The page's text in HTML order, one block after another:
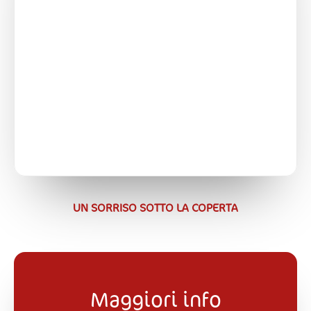
UN SORRISO SOTTO LA COPERTA
Maggiori info